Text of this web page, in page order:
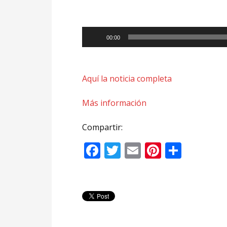
00:00
Aquí la noticia completa
Más información
Compartir:
Facebook
Twitter
EmailPinterest